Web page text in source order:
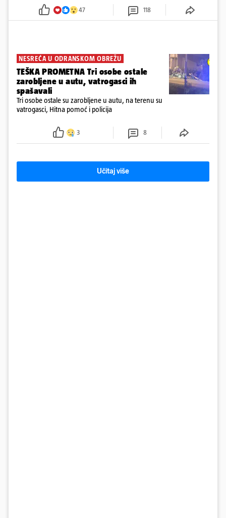
47 118
NESREĆA U ODRANSKOM OBREŽU
TEŠKA PROMETNA Tri osobe ostale
zarobljene u autu, vatrogasci ih
spašavali
Tri osobe ostale su zarobljene u autu, na terenu su
vatrogasci, Hitna pomoć i policija
3 8
Učitaj više